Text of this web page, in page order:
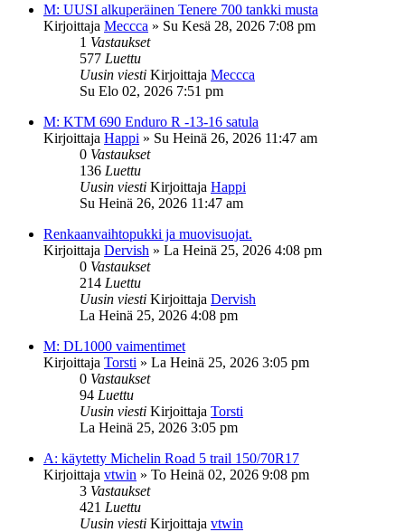
M: UUSI alkuperäinen Tenere 700 tankki musta
Kirjoittaja Meccca » Su Kesä 28, 2026 7:08 pm
1 Vastaukset
577 Luettu
Uusin viesti Kirjoittaja Meccca
Su Elo 02, 2026 7:51 pm
M: KTM 690 Enduro R -13-16 satula
Kirjoittaja Happi » Su Heinä 26, 2026 11:47 am
0 Vastaukset
136 Luettu
Uusin viesti Kirjoittaja Happi
Su Heinä 26, 2026 11:47 am
Renkaanvaihtopukki ja muovisuojat.
Kirjoittaja Dervish » La Heinä 25, 2026 4:08 pm
0 Vastaukset
214 Luettu
Uusin viesti Kirjoittaja Dervish
La Heinä 25, 2026 4:08 pm
M: DL1000 vaimentimet
Kirjoittaja Torsti » La Heinä 25, 2026 3:05 pm
0 Vastaukset
94 Luettu
Uusin viesti Kirjoittaja Torsti
La Heinä 25, 2026 3:05 pm
A: käytetty Michelin Road 5 trail 150/70R17
Kirjoittaja vtwin » To Heinä 02, 2026 9:08 pm
3 Vastaukset
421 Luettu
Uusin viesti Kirjoittaja vtwin